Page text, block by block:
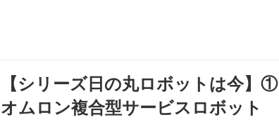
【シリーズ日の丸ロボットは今】①
オムロン複合型サービスロボット